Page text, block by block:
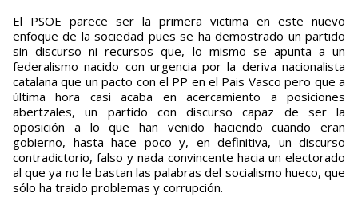
El PSOE parece ser la primera victima en este nuevo
enfoque de la sociedad pues se ha demostrado un partido
sin discurso ni recursos que, lo mismo se apunta a un
federalismo nacido con urgencia por la deriva nacionalista
catalana que un pacto con el PP en el Pais Vasco pero que a
última hora casi acaba en acercamiento a posiciones
abertzales, un partido con discurso capaz de ser la
oposición a lo que han venido haciendo cuando eran
gobierno, hasta hace poco y, en definitiva, un discurso
contradictorio, falso y nada convincente hacia un electorado
al que ya no le bastan las palabras del socialismo hueco, que
sólo ha traido problemas y corrupción.